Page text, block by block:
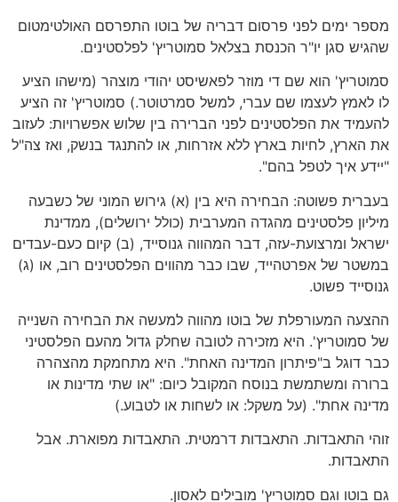
מספר ימים לפני פרסום דבריה של בוטו התפרסם האולטימטום
שהגיש סגן יו"ר הכנסת בצלאל סמוטריץ' לפלסטינים.
סמוטריץ' הוא שם די מוזר לפאשיסט יהודי מוצהר (מישהו הציע
לו לאמץ לעצמו שם עברי, למשל סמרטוטר.) סמוטריץ' זה הציע
להעמיד את הפלסטינים לפני הברירה בין שלוש אפשרויות: לעזוב
את הארץ, לחיות בארץ ללא אזרחות, או להתנגד בנשק, ואז צה"ל
"יידע איך לטפל בהם".
בעברית פשוטה: הבחירה היא בין (א) גירוש המוני של כשבעה
מיליון פלסטינים מהגדה המערבית (כולל ירושלים), ממדינת
ישראל ומרצועת-עזה, דבר המהווה גנוסייד, (ב) קיום כעם-עבדים
במשטר של אפרטהייד, שבו כבר מהווים הפלסטינים רוב, או (ג)
גנוסייד פשוט.
ההצעה המעורפלת של בוטו מהווה למעשה את הבחירה השנייה
של סמוטריץ'. היא מזכירה לטובה שחלק גדול מהעם הפלסטיני
כבר דוגל ב"פיתרון המדינה האחת". היא מתחמקת מהצהרה
ברורה ומשתמשת בנוסח המקובל כיום: "או שתי מדינות או
מדינה אחת". (על משקל: או לשחות או לטבוע.)
זוהי התאבדות. התאבדות דרמטית. התאבדות מפוארת. אבל
התאבדות.
גם בוטו וגם סמוטריץ' מובילים לאסון.